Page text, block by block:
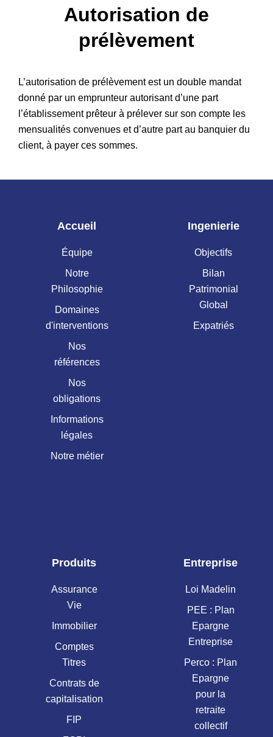
Patrimoine
Autorisation de
prélèvement
L’autorisation de prélèvement est un double mandat
donné par un emprunteur autorisant d’une part
l’établissement prêteur à prélever sur son compte les
mensualités convenues et d’autre part au banquier du
client, à payer ces sommes.
Accueil
Équipe
Notre
Philosophie
Domaines
d'interventions
Nos
références
Nos
obligations
Informations
légales
Notre métier
Ingenierie
Objectifs
Bilan
Patrimonial
Global
Expatriés
Produits
Assurance
Vie
Immobilier
Comptes
Titres
Contrats de
capitalisation
FIP
Entreprise
Loi Madelin
PEE : Plan
Epargne
Entreprise
Perco : Plan
Epargne
pour la
retraite
collectif